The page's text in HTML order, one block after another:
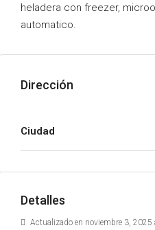
heladera con freezer,
automatico.
Dirección
Ciudad
Detalles
Actualizado en noviembre 3, 2025